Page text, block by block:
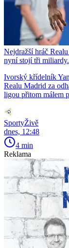
Nejdražší hráč
nyní stojí tři miliardy.
Ivorský křídelník
Realu Madrid za
ligou přitom málem
SportyŽivě
dnes, 12:48
4 min
Reklama